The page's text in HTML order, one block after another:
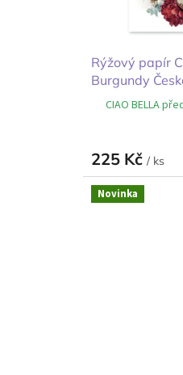
Rýžový papír
Burgundy
CIAO BELLA
225 Kč / ks
Novinka